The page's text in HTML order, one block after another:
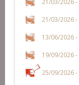
21/03/2026
13/06/2026
19/09/2026
25/09/2026